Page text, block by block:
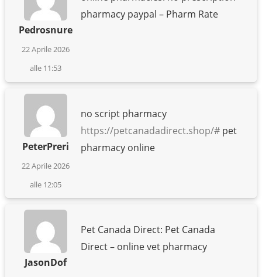
Pedrosnure
22 Aprile 2026
alle 11:53
pharmacy paypal – Pharm Rate
PeterPreri
22 Aprile 2026
alle 12:05
no script pharmacy
https://petcanadadirect.shop/#pet
pharmacy online
JasonDof
Pet Canada Direct: Pet Canada
Direct – online vet pharmacy